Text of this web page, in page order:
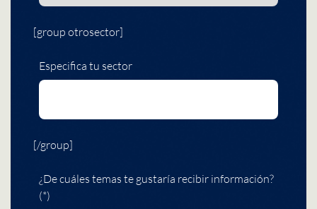
[group otrosector]
Especifica tu sector
[/group]
¿De cuáles temas te gustaría recibir información?
(*)